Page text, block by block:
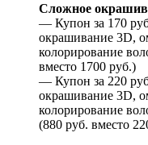
Сложное
— Купон за 170
окрашивание 3D,
колорирование
вместо 1700 руб.)
— Купон за 220
окрашивание 3D,
колорирование
(880 руб. вместо